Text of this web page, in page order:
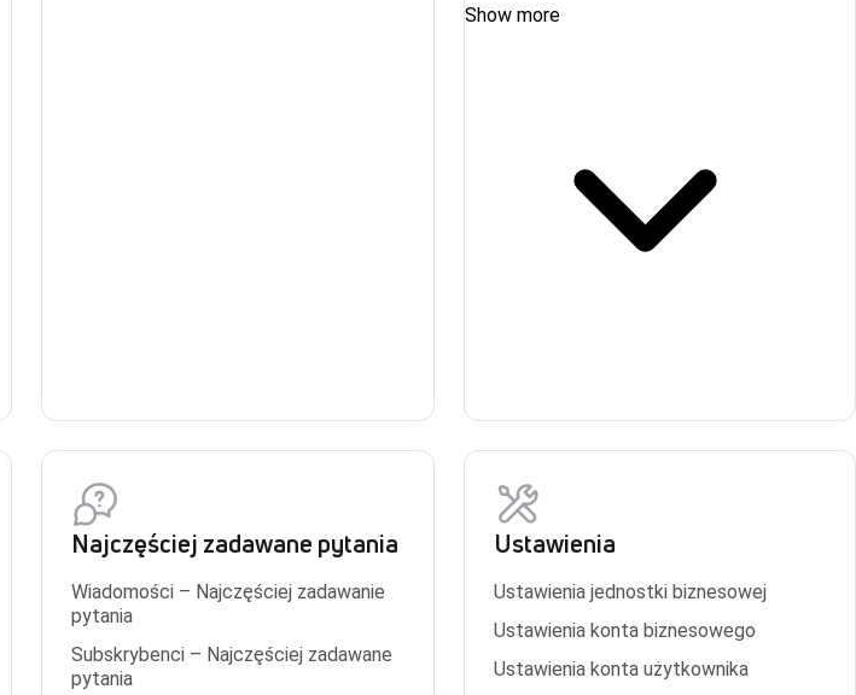
Show more
Najczęściej zadawane pytania
Wiadomości – Najczęściej zadawanie
pytania
Subskrybenci – Najczęściej zadawane
pytania
Ustawienia
Ustawienia jednostki biznesowej
Ustawienia konta biznesowego
Ustawienia konta użytkownika